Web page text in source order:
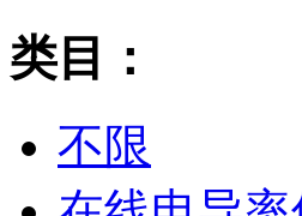
类目：
不限